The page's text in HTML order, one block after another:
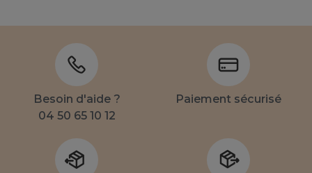
Besoin d'aide ?
04 50 65 10 12
Paiement sécurisé